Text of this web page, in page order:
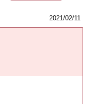
2021/02/11